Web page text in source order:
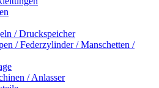
/ Druckspeicher
/ Federzylinder / Manschetten /
/ Anlasser